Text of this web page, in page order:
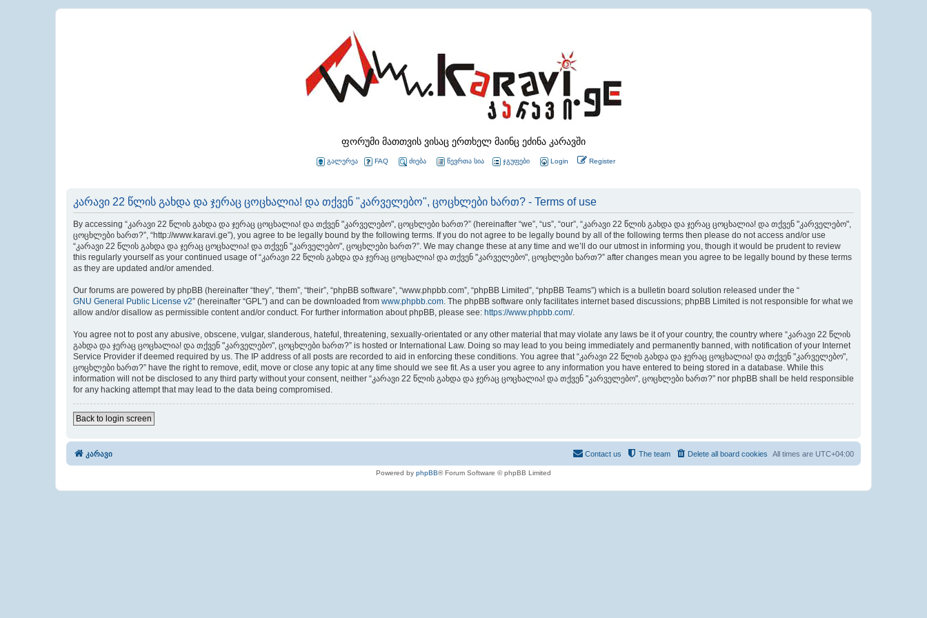
ფორუმი მათთვის ვისაც ერთხელ მაინც ეძინა კარავში
გალერეა FAQ ძიება წევრთა სია ჯგუფები Login Register
კარავი 22 წლის გახდა და ჯერაც ცოცხალია! და თქვენ "კარველებო", ცოცხლები ხართ? - Terms of use
By accessing “კარავი 22 წლის გახდა და ჯერაც ცოცხალია! და თქვენ "კარველებო", ცოცხლები ხართ?” (hereinafter “we”, “us”, “our”, “კარავი 22 წლის გახდა და ჯერაც ცოცხალია! და თქვენ "კარველებო",
ცოცხლები ხართ?”, “http://www.karavi.ge”), you agree to be legally bound by the following terms. If you do not agree to be legally bound by all of the following terms then please do not access and/or use
“კარავი 22 წლის გახდა და ჯერაც ცოცხალია! და თქვენ "კარველებო", ცოცხლები ხართ?”. We may change these at any time and we’ll do our utmost in informing you, though it would be prudent to review
this regularly yourself as your continued usage of “კარავი 22 წლის გახდა და ჯერაც ცოცხალია! და თქვენ "კარველებო", ცოცხლები ხართ?” after changes mean you agree to be legally bound by these terms
as they are updated and/or amended.
Our forums are powered by phpBB (hereinafter “they”, “them”, “their”, “phpBB software”, “www.phpbb.com”, “phpBB Limited”, “phpBB Teams”) which is a bulletin board solution released under the “
GNU General Public License v2” (hereinafter “GPL”) and can be downloaded from www.phpbb.com. The phpBB software only facilitates internet based discussions; phpBB Limited is not responsible for what we
allow and/or disallow as permissible content and/or conduct. For further information about phpBB, please see: https://www.phpbb.com/.
You agree not to post any abusive, obscene, vulgar, slanderous, hateful, threatening, sexually-orientated or any other material that may violate any laws be it of your country, the country where “კარავი 22 წლის
გახდა და ჯერაც ცოცხალია! და თქვენ "კარველებო", ცოცხლები ხართ?” is hosted or International Law. Doing so may lead to you being immediately and permanently banned, with notification of your Internet
Service Provider if deemed required by us. The IP address of all posts are recorded to aid in enforcing these conditions. You agree that “კარავი 22 წლის გახდა და ჯერაც ცოცხალია! და თქვენ "კარველებო",
ცოცხლები ხართ?” have the right to remove, edit, move or close any topic at any time should we see fit. As a user you agree to any information you have entered to being stored in a database. While this
information will not be disclosed to any third party without your consent, neither “კარავი 22 წლის გახდა და ჯერაც ცოცხალია! და თქვენ "კარველებო", ცოცხლები ხართ?” nor phpBB shall be held responsible
for any hacking attempt that may lead to the data being compromised.
Back to login screen
კარავი All times are UTC+04:00
Delete all board cookies
The team
Contact us
Powered by phpBB® Forum Software © phpBB Limited